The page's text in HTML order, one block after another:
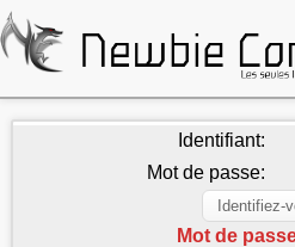
Identifiant:
Mot de passe:
Mot de